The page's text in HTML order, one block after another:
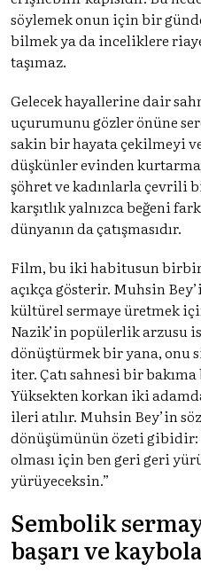
söylemek onun için bir
bilmek ya da inceliklere
taşımaz.
Gelecek hayallerine dair
uçurumunu gözler önüne
sakin bir hayata çekilmeyi
düşkünler evinden
şöhret ve kadınlarla çevrili
karşıtlık yalnızca beğeni
dünyanın da çatışmasıdır.
Film, bu iki habitusun
açıkça gösterir. Muhsin
kültürel sermaye üretmek
Nazik’in popülerlik arzusu
dönüştürmek bir yana, onu
iter. Çatı sahnesi bir
Yüksekten korkan iki
ileri atılır. Muhsin Bey’in
dönüşümünün özeti gibidir:
olması için ben geri geri
yürüyeceksin.”
Sembolik
başarı ve